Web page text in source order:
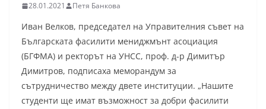
28.01.2021 Петя Банкова
Иван Велков, председател на Управителния съвет на
Българската фасилити мениджмънт асоциация
(БГФМА) и ректорът на УНСС, проф. д-р Димитър
Димитров, подписаха меморандум за
сътрудничество между двете институции. „Нашите
студенти ще имат възможност за добри фасилити